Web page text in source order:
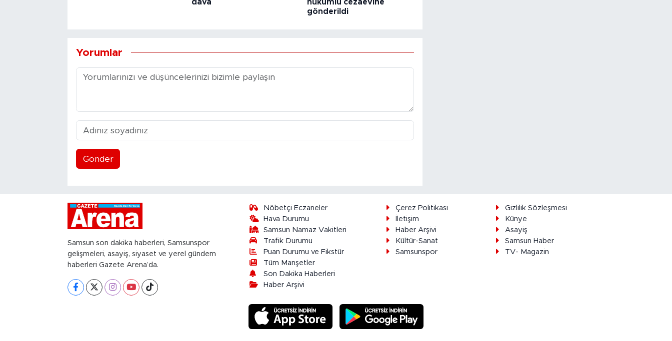
dava
hükümlü cezaevine
gönderildi
Yorumlar
Gönder
Samsun son dakika haberleri, Samsunspor
gelişmeleri, asayiş, siyaset ve yerel gündem
haberleri Gazete Arena’da.
Nöbetçi Eczaneler
Hava Durumu
Samsun Namaz Vakitleri
Trafik Durumu
Puan Durumu ve Fikstür
Tüm Manşetler
Son Dakika Haberleri
Haber Arşivi
Çerez Politikası
Gizlilik Sözleşmesi
İletişim
Künye
Haber Arşivi
Asayiş
Kültür-Sanat
Samsun Haber
Samsunspor
TV- Magazin